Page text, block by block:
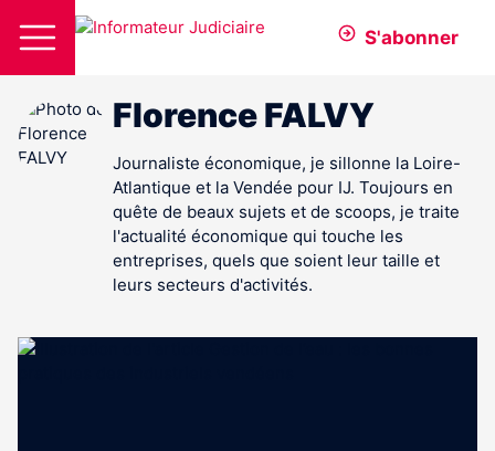
S'abonner
Florence FALVY
Journaliste économique, je sillonne la Loire-
Atlantique et la Vendée pour IJ. Toujours en
quête de beaux sujets et de scoops, je traite
l'actualité économique qui touche les
entreprises, quels que soient leur taille et
leurs secteurs d'activités.